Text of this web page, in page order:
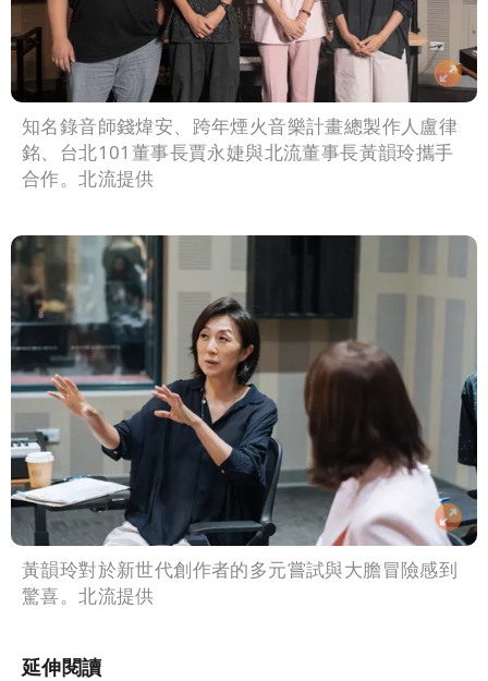
知名錄音師錢煒安、跨年煙火音樂計畫總製作人盧律
銘、台北101董事長賈永婕與北流董事長黃韻玲攜手
合作。北流提供
黃韻玲對於新世代創作者的多元嘗試與大膽冒險感到
驚喜。北流提供
延伸閱讀